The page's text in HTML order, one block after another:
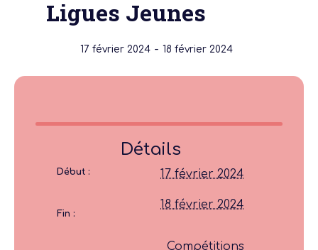
Ligues Jeunes
17 février 2024- 18 février 2024
Détails
Début : 17 février 2024
Fin :
18 février 2024
Compétitions